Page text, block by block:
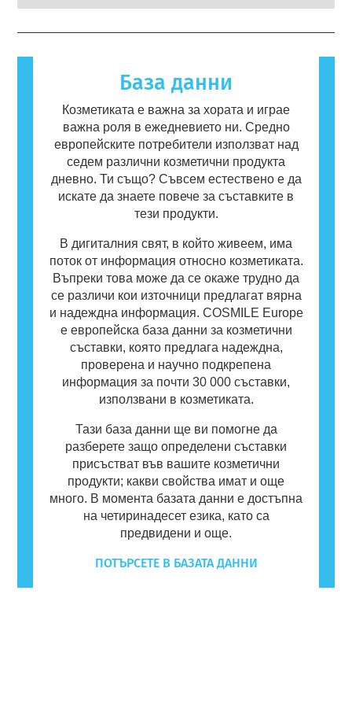
продукти.
за лична хигиена могат да съдържат
съставки, които могат да бъдат алергични
за някои хора. Това не означава, че
продуктът не е безопасен за употреба от
други потребители.
База данни
Козметиката е важна за хората и играе
важна роля в ежедневието ни. Средно
европейските потребители използват над
седем различни козметични продукта
дневно. Ти също? Съвсем естествено е да
искате да знаете повече за съставките в
тези продукти.
В дигиталния свят, в който живеем, има
поток от информация относно козметиката.
Въпреки това може да се окаже трудно да
се различи кои източници предлагат вярна
и надеждна информация. COSMILE Europe
е европейска база данни за козметични
съставки, която предлага надеждна,
проверена и научно подкрепена
информация за почти 30 000 съставки,
използвани в козметиката.
Тази база данни ще ви помогне да
разберете защо определени съставки
присъстват във вашите козметични
продукти; какви свойства имат и още
много. В момента базата данни е достъпна
на четиринадесет езика, като са
предвидени и още.
ПОТЪРСЕТЕ В БАЗАТА ДАННИ